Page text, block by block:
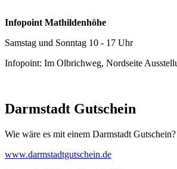
Infopoint Mathildenhöhe
Samstag und Sonntag 10 - 17 Uhr
Infopoint: Im Olbrichweg, Nordseite
Darmstadt Gutschein
Wie wäre es mit einem Darmstadt
www.darmstadtgutschein.de